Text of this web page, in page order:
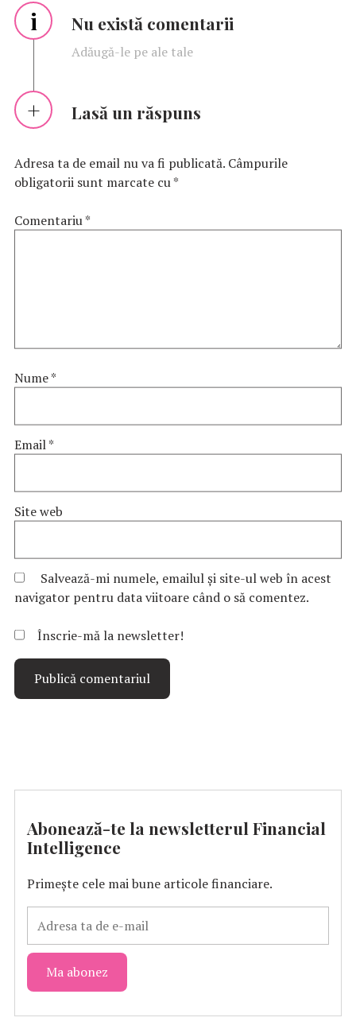
i Nu există comentarii
Adăugă-le pe ale tale
Lasă un răspuns
Adresa ta de email nu va fi publicată. Câmpurile
obligatorii sunt marcate cu*
Comentariu*
Nume*
Email*
Site web
Salvează-mi numele, emailul și site-ul web în acest
navigator pentru data viitoare când o să comentez.
Înscrie-mă la newsletter!
Abonează-te la newsletterul Financial
Intelligence
Primește cele mai bune articole financiare.